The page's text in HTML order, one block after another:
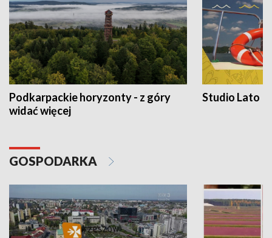
Podkarpackie horyzonty - z góry
widać więcej
Studio Lato
GOSPODARKA